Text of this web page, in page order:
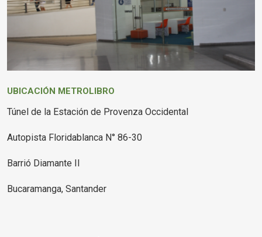
UBICACIÓN METROLIBRO
Túnel de la Estación de Provenza Occidental
Autopista Floridablanca N° 86-30
Barrió Diamante II
Bucaramanga, Santander